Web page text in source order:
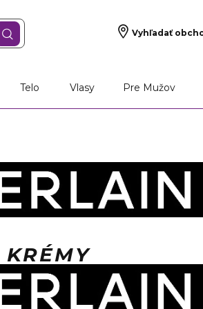
Vyhľadať
Telo Vlasy Pre Mužov
KRÉMY